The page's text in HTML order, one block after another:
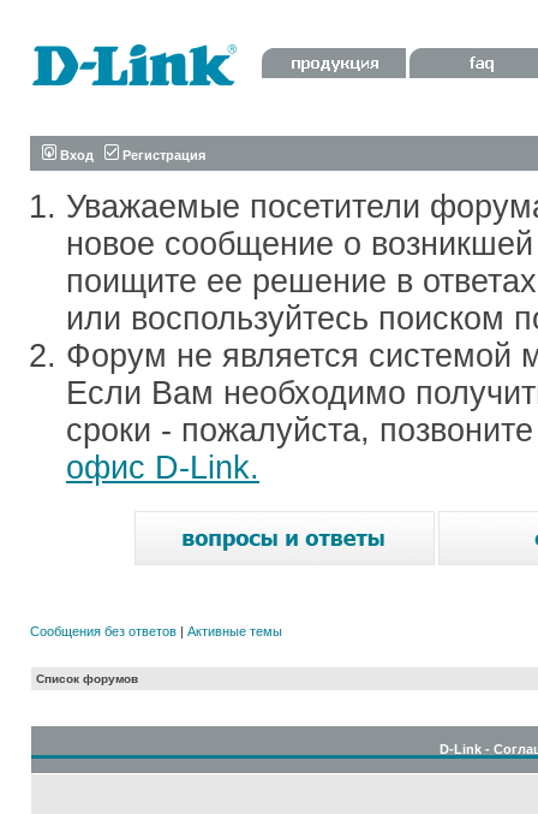
Вход Регистрация
Уважаемые посетители
новое сообщение о
поищите ее решение в
или воспользуйтесь поиском
Форум не является системой
Если Вам необходимо
сроки - пожалуйста,
офис D-Link.
Сообщения без ответов | Активные темы
Список форумов
D-Link -